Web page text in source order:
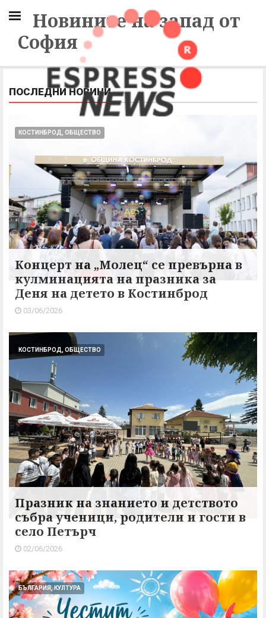
Новините на запад от
София
ПОСЛЕДНИ НОВИНИ
КОСТИНБРОД, ОБЩЕСТВО
Концерт на „Молец“ се превърна в
кулминацията на празника за
Деня на детето в Костинброд
03/06/2026
КОСТИНБРОД, ОБЩЕСТВО
Празник на знанието и детството
събра ученици, родители и гости в
село Петърч
02/06/2026
БЪЛГАРИЯ, КУЛТУРА